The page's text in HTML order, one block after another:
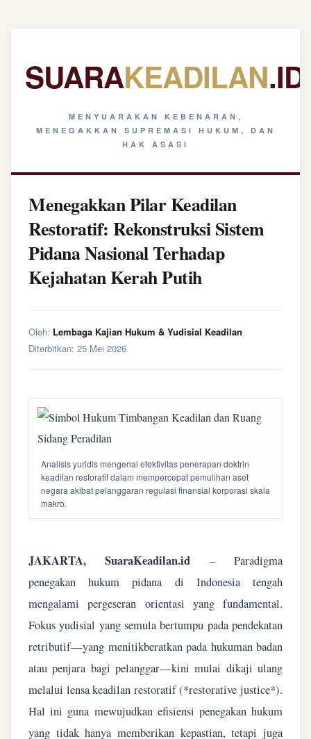
SUARAKEADILAN.ID
MENYUARAKAN KEBENARAN,
MENEGAKKAN SUPREMASI HUKUM, DAN
HAK ASASI
Menegakkan Pilar Keadilan
Restoratif: Rekonstruksi Sistem
Pidana Nasional Terhadap
Kejahatan Kerah Putih
Oleh: Lembaga Kajian Hukum & Yudisial Keadilan
Diterbitkan: 25 Mei 2026
Analisis yuridis mengenai efektivitas penerapan doktrin
keadilan restoratif dalam mempercepat pemulihan aset
negara akibat pelanggaran regulasi finansial korporasi skala
makro.
JAKARTA, SuaraKeadilan.id – Paradigma
penegakan hukum pidana di Indonesia tengah
mengalami pergeseran orientasi yang fundamental.
Fokus yudisial yang semula bertumpu pada pendekatan
retributif—yang menitikberatkan pada hukuman badan
atau penjara bagi pelanggar—kini mulai dikaji ulang
melalui lensa keadilan restoratif (*restorative justice*).
Hal ini guna mewujudkan efisiensi penegakan hukum
yang tidak hanya memberikan kepastian, tetapi juga